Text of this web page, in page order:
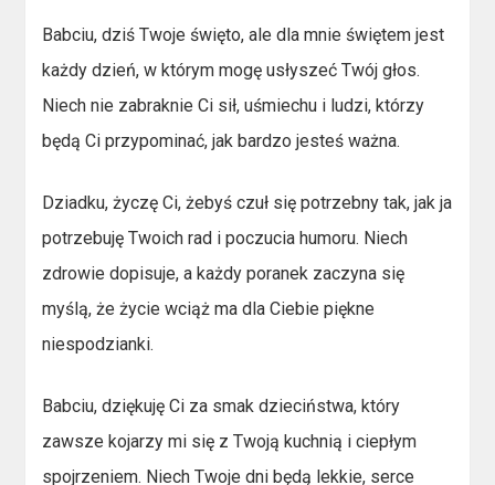
Babciu, dziś Twoje święto, ale dla mnie świętem jest
każdy dzień, w którym mogę usłyszeć Twój głos.
Niech nie zabraknie Ci sił, uśmiechu i ludzi, którzy
będą Ci przypominać, jak bardzo jesteś ważna.
Dziadku, życzę Ci, żebyś czuł się potrzebny tak, jak ja
potrzebuję Twoich rad i poczucia humoru. Niech
zdrowie dopisuje, a każdy poranek zaczyna się
myślą, że życie wciąż ma dla Ciebie piękne
niespodzianki.
Babciu, dziękuję Ci za smak dzieciństwa, który
zawsze kojarzy mi się z Twoją kuchnią i ciepłym
spojrzeniem. Niech Twoje dni będą lekkie, serce